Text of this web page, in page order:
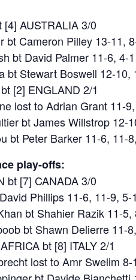
[4] AUSTRALIA 3/0
bt Cameron Pilley 13-11,
bt David Palmer 11-6, 4-
bt Stewart Boswell 12-10,
[2] ENGLAND 2/1
lost to Adrian Grant 11-
bt James Willstrop 12-
bt Peter Barker 11-6, 11-
play-offs:
bt [7] CANADA 3/0
Phillips 11-6, 11-9,
bt Shahier Razik 11-
bt Shawn Delierre 11-
bt [8] ITALY 2/1
lost to Amr Swelim